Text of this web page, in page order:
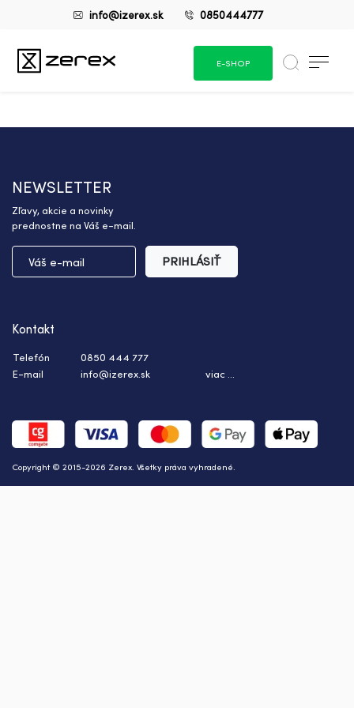
info@izerex.sk 0850444777
E-SHOP
NEWSLETTER
Zľavy, akcie a novinky
prednostne na Váš e-mail.
PRIHLÁSIŤ
Copyright © 2015-2026 Zerex. Všetky práva vyhradené.
Kontakt
Telefón
0850 444 777
E-mail
info@izerex.sk viac ...